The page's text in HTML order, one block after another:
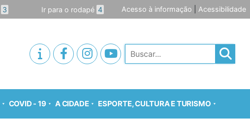
3 Ir para o rodapé 4 Acesso à informação Acessibilidade
Pesquisar
COVID - 19 A CIDADE ESPORTE, CULTURA E TURISMO